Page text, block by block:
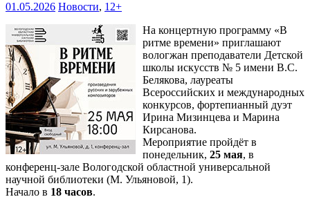
01.05.2026 Новости, 12+
На концертную программу «В
ритме времени» приглашают
вологжан преподаватели Детской
школы искусств № 5 имени В.С.
Белякова, лауреаты
Всероссийских и международных
конкурсов, фортепианный дуэт
Ирина Мизинцева и Марина
Кирсанова.
Мероприятие пройдёт в
понедельник, 25 мая, в
конференц-зале Вологодской областной универсальной
научной библиотеки (М. Ульяновой, 1).
Начало в 18 часов.